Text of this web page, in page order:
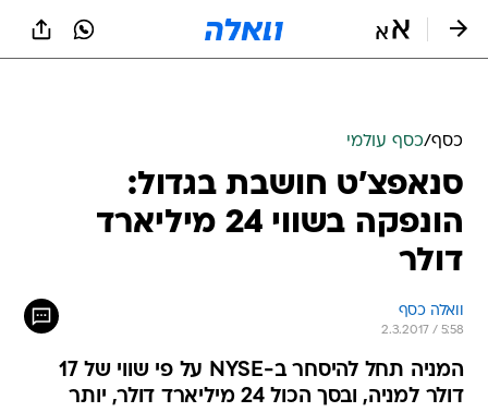
כסף/כסף עולמי
סנאפצ'ט חושבת בגדול:
הונפקה בשווי 24 מיליארד
דולר
וואלה כסף
2.3.2017 / 5:58
המניה תחל להיסחר ב-NYSE על פי שווי של 17
דולר למניה, ובסך הכול 24 מיליארד דולר, יותר